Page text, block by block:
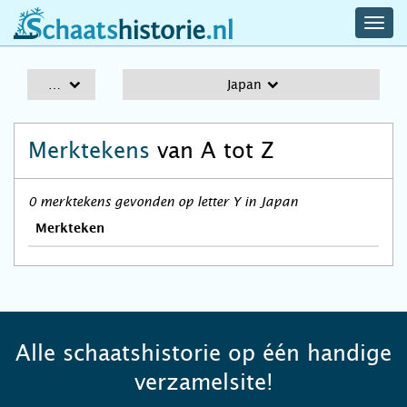
schaatshistorie.nl
Japan
Merktekens van A tot Z
0 merktekens gevonden op letter Y in Japan
Merkteken
Alle schaatshistorie op één handige
verzamelsite!